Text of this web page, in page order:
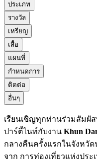
ประเภท
รางวัล
เหรียญ
เสื้อ
แผนที่
กำหนดการ
ติดต่อ
อื่นๆ
เรียนเชิญทุกท่านร่วมสัมผั
ปาร์ตี้ไนท์กับงาน Khun
กลางคืนครั้งแรกในจังหวั
จาก การท่องเที่ยวแห่งปร